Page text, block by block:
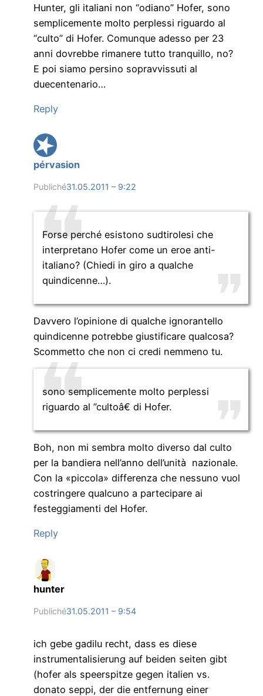
Hunter, gli italiani non “odiano” Hofer, sono
semplicemente molto perplessi riguardo al
“culto” di Hofer. Comunque adesso per 23
anni dovrebbe rimanere tutto tranquillo, no?
E poi siamo persino sopravvissuti al
duecentenario…
Reply
pérvasion
Publiché31.05.2011 – 9:22
Forse perché esistono sudtirolesi che
interpretano Hofer come un eroe anti-
italiano? (Chiedi in giro a qualche
quindicenne…).
Davvero l’opinione di qualche ignorantello
quindicenne potrebbe giustificare qualcosa?
Scommetto che non ci credi nemmeno tu.
sono semplicemente molto perplessi
riguardo al ”cultoâ€ di Hofer.
Boh, non mi sembra molto diverso dal culto
per la bandiera nell’anno dell’unità nazionale.
Con la «piccola» differenza che nessuno vuol
costringere qualcuno a partecipare ai
festeggiamenti del Hofer.
Reply
hunter
Publiché31.05.2011 – 9:54
ich gebe gadilu recht, dass es diese
instrumentalisierung auf beiden seiten gibt
(hofer als speerspitze gegen italien vs.
donato seppi, der die entfernung einer